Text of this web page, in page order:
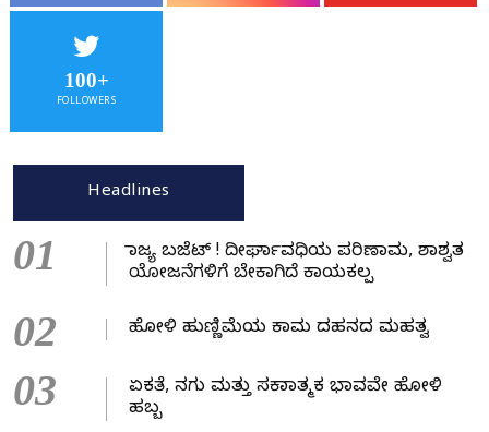
100+
FOLLOWERS
Headlines
01
ರಾಜ್ಯ ಬಜೆಟ್ ! ದೀರ್ಘಾವಧಿಯ ಪರಿಣಾಮ, ಶಾಶ್ವತ
ಯೋಜನೆಗಳಿಗೆ ಬೇಕಾಗಿದೆ ಕಾಯಕಲ್ಪ
02 ಹೋಳಿ ಹುಣ್ಣಿಮೆಯ ಕಾಮ ದಹನದ ಮಹತ್ವ
03
ಏಕತೆ, ನಗು ಮತ್ತು ಸಕಾರಾತ್ಮಕ ಭಾವವೇ ಹೋಳಿ
ಹಬ್ಬ